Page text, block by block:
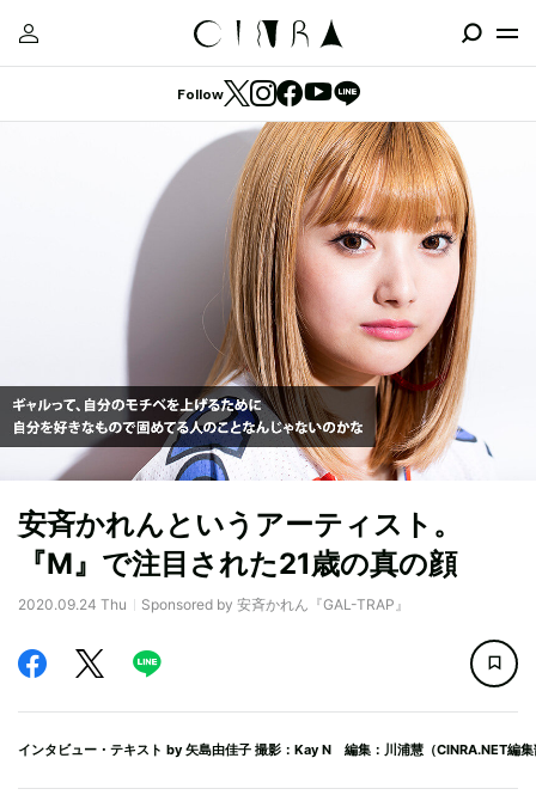
Follow
安斉かれんというアーティスト。
『M』で注目された21歳の真の顔
2020.09.24 Thu Sponsored by 安斉かれん『GAL-TRAP』
インタビュー・テキスト by 矢島由佳子 撮影：Kay N 編集：川浦慧（CINRA.NET編集